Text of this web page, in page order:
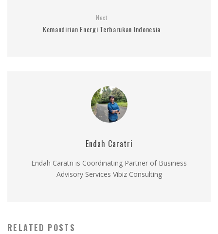
Next
Kemandirian Energi Terbarukan Indonesia
Endah Caratri
Endah Caratri is Coordinating Partner of Business
Advisory Services Vibiz Consulting
RELATED POSTS